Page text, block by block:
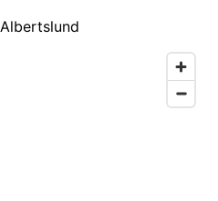
Albertslund